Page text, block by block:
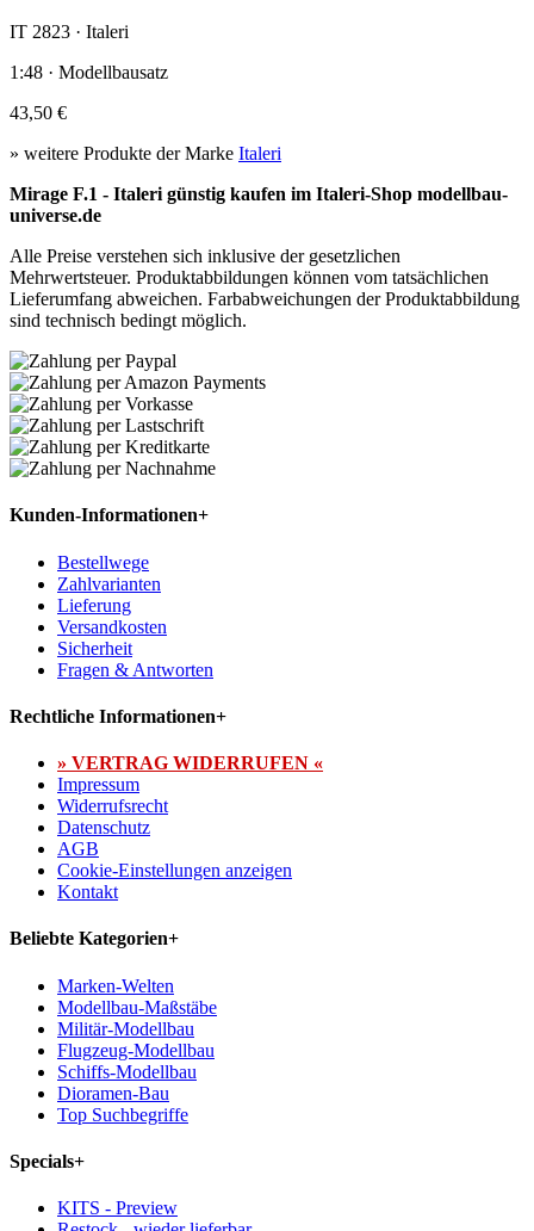
IT 2823 · Italeri
1:48 · Modellbausatz
43,50 €
» weitere Produkte der Marke Italeri
Mirage F.1 - Italeri günstig kaufen im Italeri-Shop modellbau-
universe.de
Alle Preise verstehen sich inklusive der gesetzlichen
Mehrwertsteuer. Produktabbildungen können vom tatsächlichen
Lieferumfang abweichen. Farbabweichungen der Produktabbildung
sind technisch bedingt möglich.
Kunden-Informationen+
Bestellwege
Zahlvarianten
Lieferung
Versandkosten
Sicherheit
Fragen & Antworten
Rechtliche Informationen+
» VERTRAG WIDERRUFEN «
Impressum
Widerrufsrecht
Datenschutz
AGB
Cookie-Einstellungen anzeigen
Kontakt
Beliebte Kategorien+
Marken-Welten
Modellbau-Maßstäbe
Militär-Modellbau
Flugzeug-Modellbau
Schiffs-Modellbau
Dioramen-Bau
Top Suchbegriffe
Specials+
KITS - Preview